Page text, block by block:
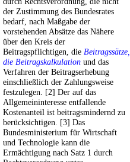
der Zustimmung des Bundesrates
bedarf, nach Maßgabe der
vorstehenden Absätze das Nähere
über den Kreis der
Beitragspflichtigen, die Beitragssätze,
die Beitragskalkulation und das
Verfahren der Beitragserhebung
einschließlich der Zahlungsweise
festzulegen. [2] Der auf das
Allgemeininteresse entfallende
Kostenanteil ist beitragsmindernd zu
berücksichtigen. [3] Das
Bundesministerium für Wirtschaft
und Technologie kann die
Ermächtigung nach Satz 1 durch